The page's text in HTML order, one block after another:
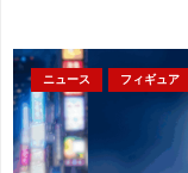
ニュース フィギュア